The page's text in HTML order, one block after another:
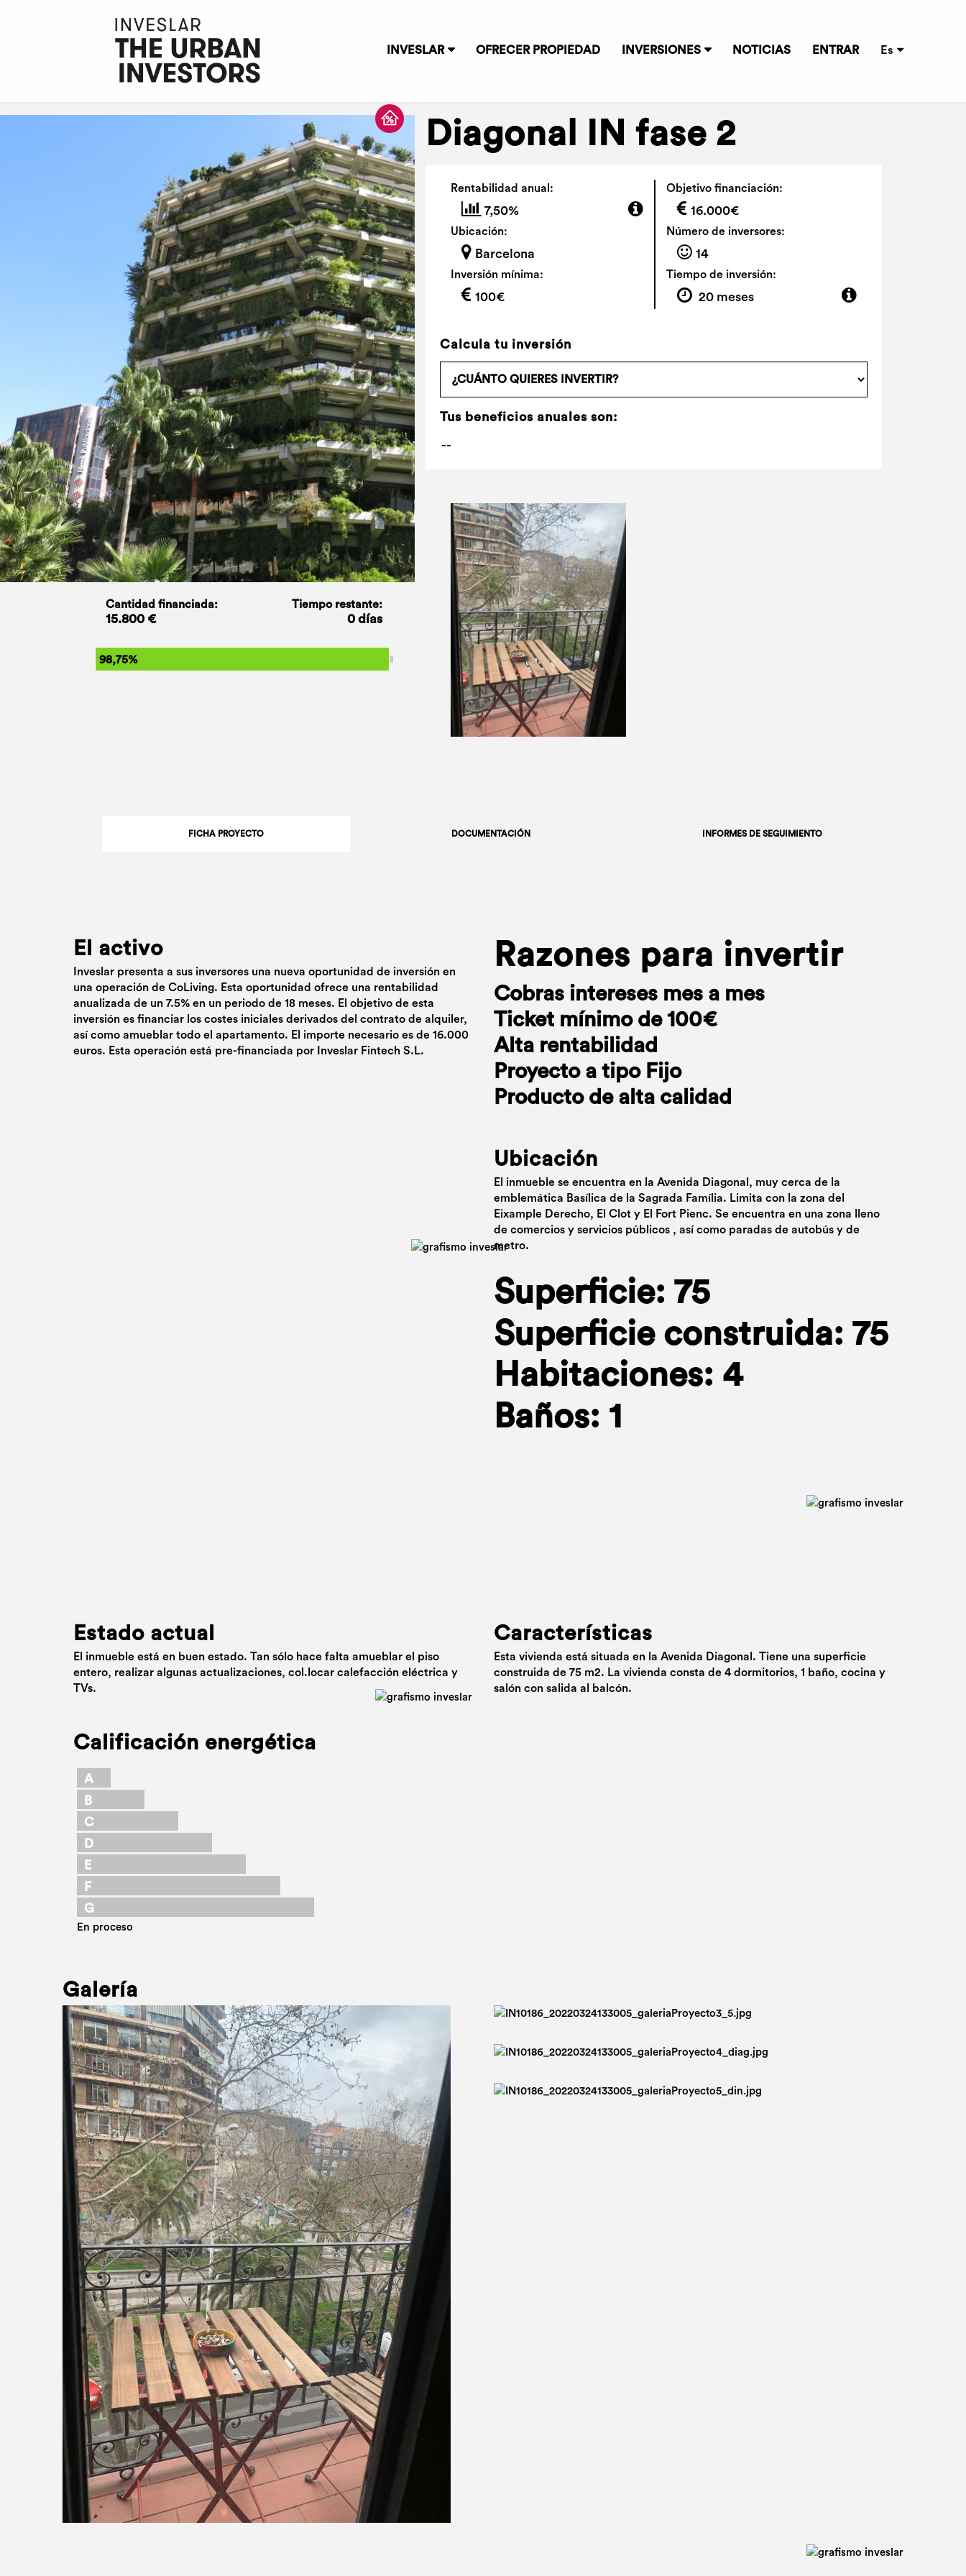
INVESLAR OFRECER PROPIEDAD INVERSIONES NOTICIAS ENTRAR Es
Diagonal IN fase 2
Rentabilidad anual:
7,50%
Ubicación:
Barcelona
Inversión mínima:
100€
Objetivo financiación:
16.000€
Número de inversores:
14
Tiempo de inversión:
20 meses
Calcula tu inversión
Tus beneficios anuales son:
Cantidad financiada:
15.800 €
Tiempo restante:
0 días
98,75%
FICHA PROYECTO DOCUMENTACIÓN INFORMES DE SEGUIMIENTO
El activo
Inveslar presenta a sus inversores una nueva oportunidad de inversión en
una operación de CoLiving. Esta oportunidad ofrece una rentabilidad
anualizada de un 7.5% en un periodo de 18 meses. El objetivo de esta
inversión es financiar los costes iniciales derivados del contrato de alquiler,
así como amueblar todo el apartamento. El importe necesario es de 16.000
euros. Esta operación está pre-financiada por Inveslar Fintech S.L.
Razones para invertir
Cobras intereses mes a mes
Ticket mínimo de 100€
Alta rentabilidad
Proyecto a tipo Fijo
Producto de alta calidad
Ubicación
El inmueble se encuentra en la Avenida Diagonal, muy cerca de la
emblemática Basílica de la Sagrada Família. Limita con la zona del
Eixample Derecho, El Clot y El Fort Pienc. Se encuentra en una zona lleno
de comercios y servicios públicos , así como paradas de autobús y de
metro.
Superficie: 75
Superficie construida: 75
Habitaciones: 4
Baños: 1
Estado actual
El inmueble está en buen estado. Tan sólo hace falta amueblar el piso
entero, realizar algunas actualizaciones, col.locar calefacción eléctrica y
TVs.
Calificación energética
A
B
C
D
E
F
G
En proceso
Características
Esta vivienda está situada en la Avenida Diagonal. Tiene una superficie
construida de 75 m2. La vivienda consta de 4 dormitorios, 1 baño, cocina y
salón con salida al balcón.
Galería